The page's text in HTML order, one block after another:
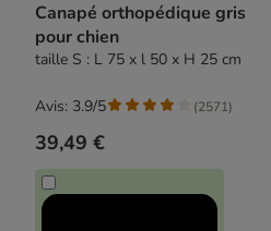
Canapé orthopédique gris
pour chien
taille S : L 75 x l 50 x H 25 cm
39,49 €
Avis: 3.9/5 (2571)